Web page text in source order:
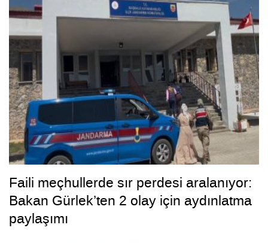
Faili meçhullerde sır perdesi aralanıyor:
Bakan Gürlek’ten 2 olay için aydınlatma
paylaşımı